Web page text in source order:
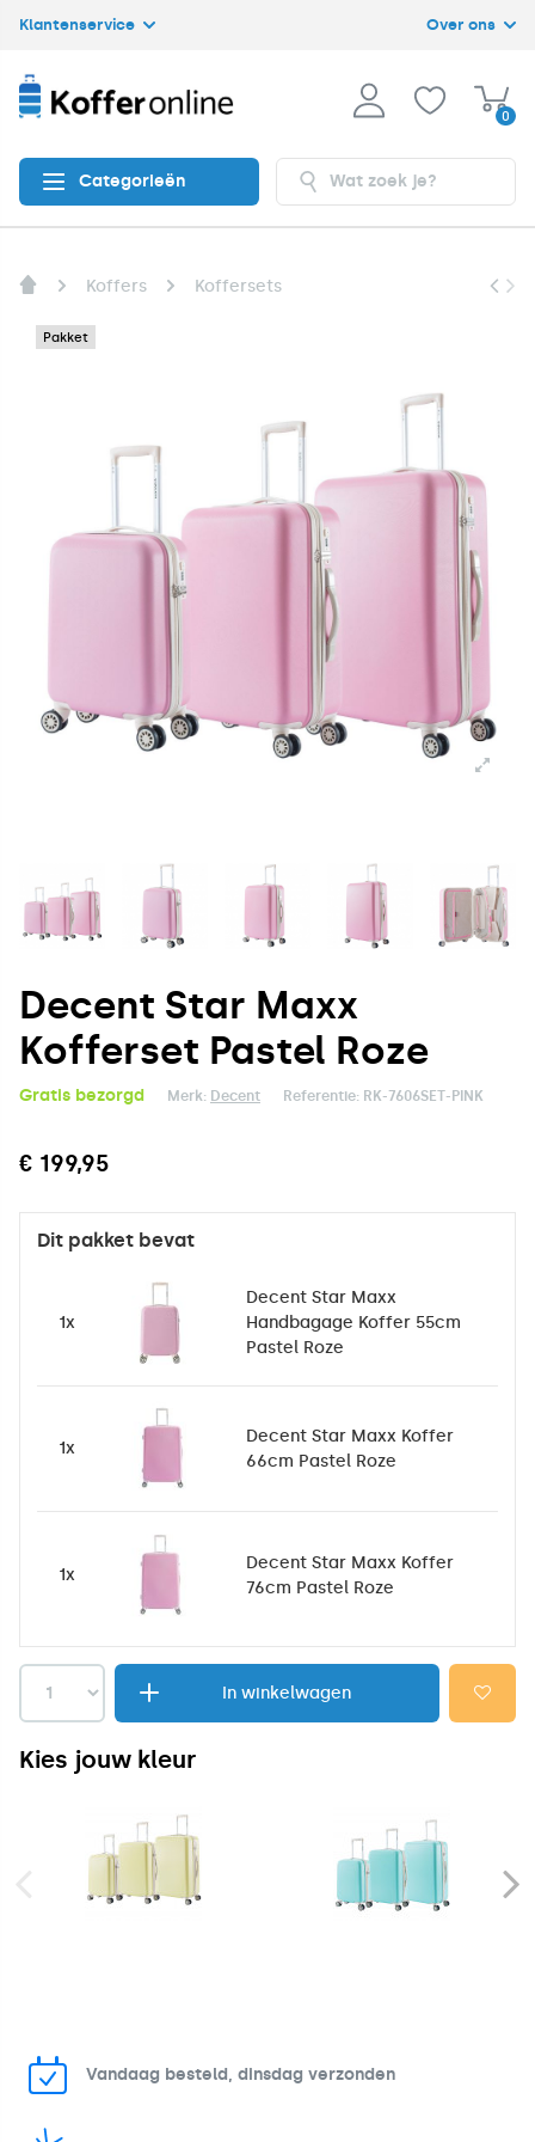
Klantenservice Over ons
0
Categorieën
Koffers Koffersets
Pakket
Decent Star Maxx
Kofferset Pastel Roze
Gratis bezorgd Merk: Decent Referentie: RK-7606SET-PINK
€ 199,95
Dit pakket bevat
1x
Decent Star Maxx
Handbagage Koffer 55cm
Pastel Roze
1x
Decent Star Maxx Koffer
66cm Pastel Roze
1x
Decent Star Maxx Koffer
76cm Pastel Roze
In winkelwagen
Kies jouw kleur
Vandaag besteld, dinsdag verzonden